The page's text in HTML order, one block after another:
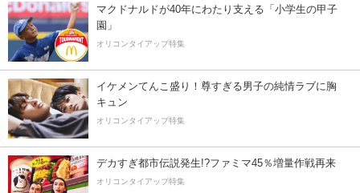
マクドナルドが40年にわたり支える「小学生の甲子
園」
オリコンタイアップ特集
イケメンてんこ盛り！尊すぎる男子の純情ラブに胸
キュン
オリコンタイアップ特集
デカすぎ都市伝説発生!?ファミマ45％増量作戦再来
オリコンタイアップ特集